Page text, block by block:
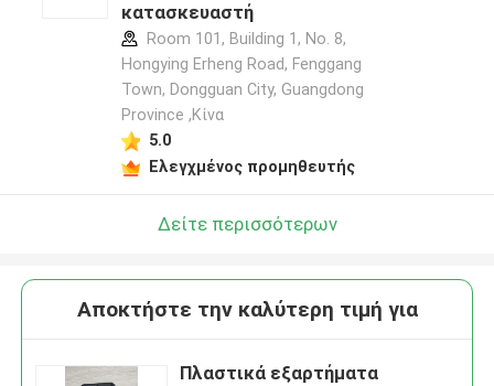
κατασκευαστή
Room 101, Building 1, No. 8,
Hongying Erheng Road, Fenggang
Town, Dongguan City, Guangdong
Province ,Κίνα
5.0
Ελεγχμένος προμηθευτής
Δείτε περισσότερων
Αποκτήστε την καλύτερη τιμή για
Πλαστικά εξαρτήματα